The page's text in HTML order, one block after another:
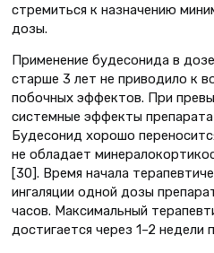
стремиться к назначению
дозы.
Применение будесонида в
старше 3 лет не приводило к
побочных эффектов. При
системные эффекты
Будесонид хорошо
не обладает
[30]. Время начала
ингаляции одной дозы
часов. Максимальный
достигается через 1–2 недели